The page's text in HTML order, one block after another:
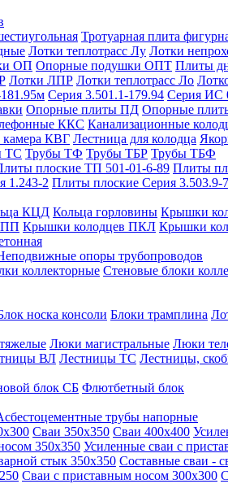
Тротуарная плита
Лотки теплотрасс Лу Лотки
ОП Опорные подушки ОПТ Плиты
Лотки ЛПР Лотки теплотрасс Ло
Серия 3.501.1-179.94 Серия ИС
Опорные плиты ПД Опорные
ККС Канализационные
камера КВГ Лестница для колодца
ТС Трубы ТФ Трубы ТБР Трубы ТБФ
плоские ТП 501-01-6-89 Плиты
1.243-2 Плиты плоские Серия 3.503.9-
КЦД Кольца горловины Крышки
Крышки колодцев ПКЛ Крышки
опоры трубопроводов
коллекторные Стеновые блоки
носка консоли Блоки трамплина
Люки магистральные Люки
ВЛ Лестницы ТС Лестницы,
блок СБ Флютбетный блок
трубы напорные
Сваи 350х350 Сваи 400х400
350х350 Усиленные сваи с
стык 350х350 Составные сваи -
Сваи с приставным носом 300х300